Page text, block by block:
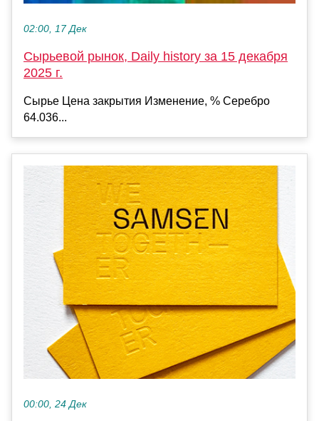
02:00, 17 Дек
Сырьевой рынок, Daily history за 15 декабря
2025 г.
Сырье Цена закрытия Изменение, % Серебро
64.036...
00:00, 24 Дек